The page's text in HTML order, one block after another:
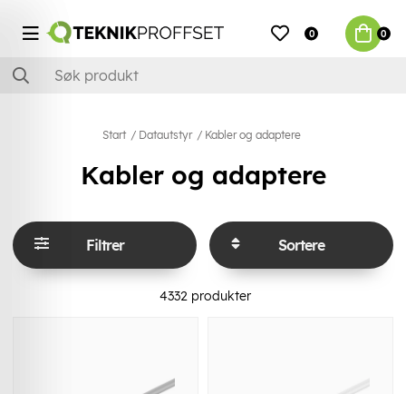
0 0
Start Datautstyr Kabler og adaptere
Kabler og adaptere
Filtrer Sortere
4332produkter